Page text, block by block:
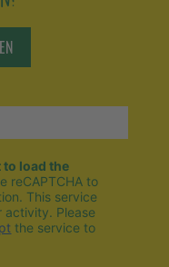
to load the
reCAPTCHA to
This service
activity. Please
the service to